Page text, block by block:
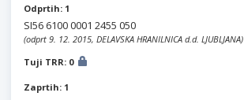
Odprtih: 1
SI56 6100 0001 2455 050
(odprt 9. 12. 2015, DELAVSKA HRANILNICA d.d. LJUBLJANA)
Tuji TRR: 0
Zaprtih: 1